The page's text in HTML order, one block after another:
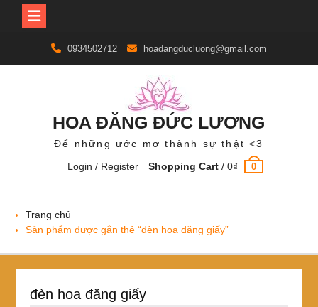
content
0934502712 hoadangducluong@gmail.com
HOA ĐĂNG ĐỨC LƯƠNG
Để những ước mơ thành sự thật <3
Login / Register
Shopping Cart /0₫ 0
Trang chủ
Sản phẩm được gắn thẻ “đèn hoa đăng giấy”
đèn hoa đăng giấy